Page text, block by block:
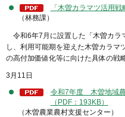
「木曽カラマツ活用
（林務課）
令和6年7月に設置した「木曽カラ
し、利用可能期を迎えた木曽カラマ
の高付加価値化等に向けた具体の戦
3月11日
令和7年度 木曽地域
（PDF：193KB）
（木曽農業農村支援センター）